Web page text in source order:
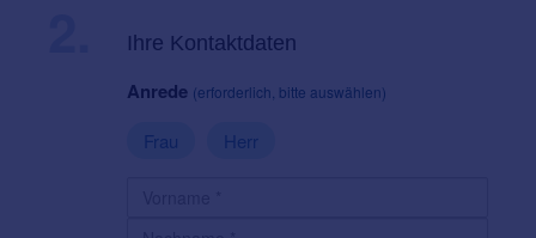
Ihre Kontaktdaten
Anrede (erforderlich, bitte auswählen)
Frau Herr